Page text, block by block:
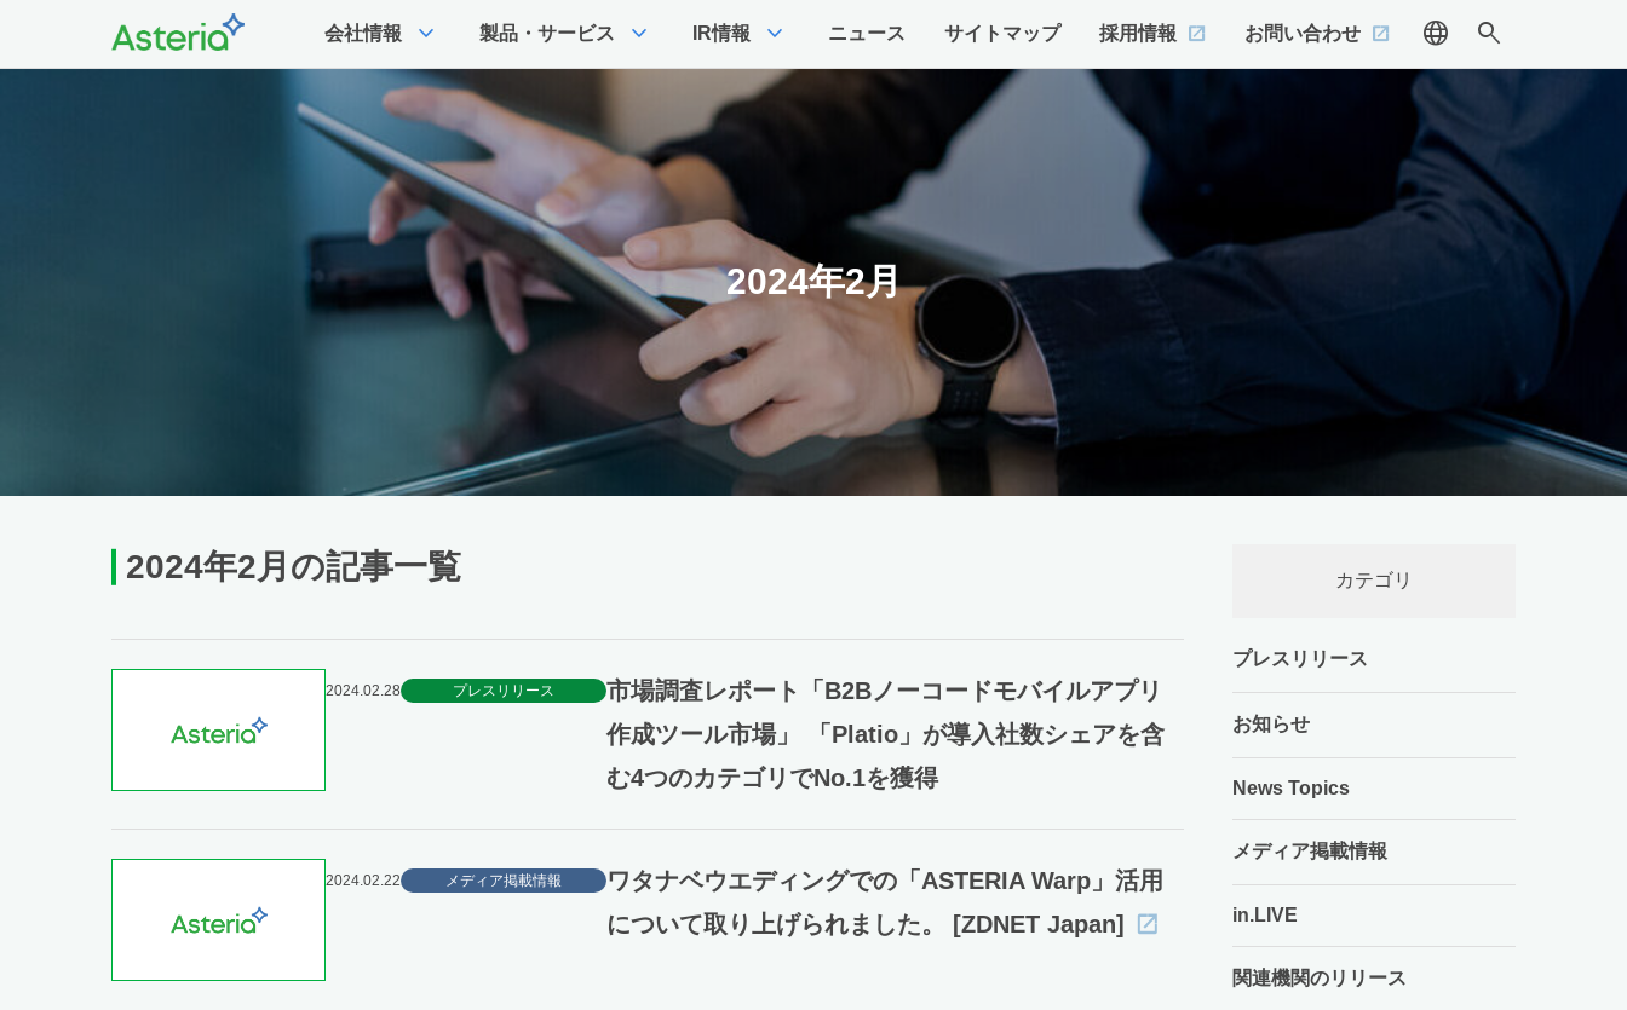
会社情報 expand_more 製品・サービス expand_more IR情報 expand_more ニュース サイトマップ 採用情報 お問い合わせ language search
2024年2月
2024年2月の記事一覧
2024.02.28 プレスリリース
市場調査レポート「B2Bノーコードモバイルアプリ
作成ツール市場」 「Platio」が導入社数シェアを含
む4つのカテゴリでNo.1を獲得
2024.02.22 メディア掲載情報
ワタナベウエディングでの「ASTERIA Warp」活用
について取り上げられました。 [ZDNET Japan]
カテゴリ
プレスリリース
お知らせ
News Topics
メディア掲載情報
in.LIVE
関連機関のリリース